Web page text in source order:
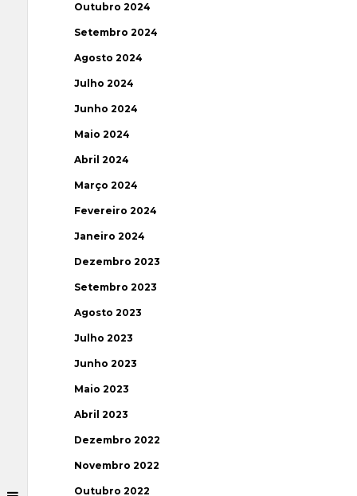
Outubro 2024
Setembro 2024
Agosto 2024
Julho 2024
Junho 2024
Maio 2024
Abril 2024
Março 2024
Fevereiro 2024
Janeiro 2024
Dezembro 2023
Setembro 2023
Agosto 2023
Julho 2023
Junho 2023
Maio 2023
Abril 2023
Dezembro 2022
Novembro 2022
Outubro 2022